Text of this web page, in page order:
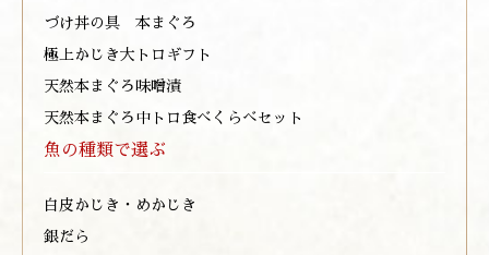
づけ丼の具 本まぐろ
極上かじき大トロギフト
天然本まぐろ味噌漬
天然本まぐろ中トロ食べくらべセット
魚の種類で選ぶ
白皮かじき・めかじき
銀だら